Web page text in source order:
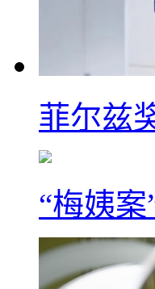
菲尔兹
“梅姨